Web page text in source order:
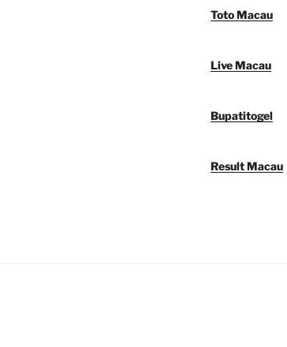
Toto Macau
Live Macau
Bupatitogel
Result Macau